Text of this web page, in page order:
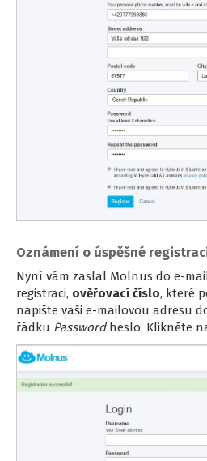
Oznámení o úspěšné
Nyní vám zaslal Molnus do e-
registraci, ověřovací číslo, které
napište vaši e-mailovou adresu
řádku Passwordheslo. Klikněte